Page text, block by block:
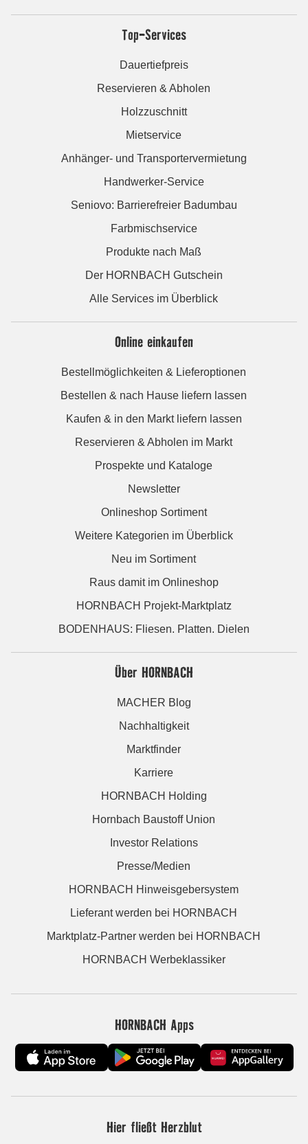
Top-Services
Dauertiefpreis
Reservieren & Abholen
Holzzuschnitt
Mietservice
Anhänger- und Transportervermietung
Handwerker-Service
Seniovo: Barrierefreier Badumbau
Farbmischservice
Produkte nach Maß
Der HORNBACH Gutschein
Alle Services im Überblick
Online einkaufen
Bestellmöglichkeiten & Lieferoptionen
Bestellen & nach Hause liefern lassen
Kaufen & in den Markt liefern lassen
Reservieren & Abholen im Markt
Prospekte und Kataloge
Newsletter
Onlineshop Sortiment
Weitere Kategorien im Überblick
Neu im Sortiment
Raus damit im Onlineshop
HORNBACH Projekt-Marktplatz
BODENHAUS: Fliesen. Platten. Dielen
Über HORNBACH
MACHER Blog
Nachhaltigkeit
Marktfinder
Karriere
HORNBACH Holding
Hornbach Baustoff Union
Investor Relations
Presse/Medien
HORNBACH Hinweisgebersystem
Lieferant werden bei HORNBACH
Marktplatz-Partner werden bei HORNBACH
HORNBACH Werbeklassiker
HORNBACH Apps
Hier fließt Herzblut